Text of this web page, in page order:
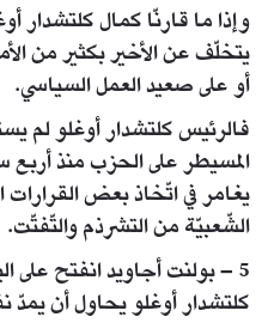
وإذا ما قارنّا كمال كلتشدار
يتخلّف عن الأخير بكثير من
أو على صعيد العمل السياسي.
فالرئيس كلتشدار أوغلو لم
المسيطر على الحزب منذ
يغامر في اتّخاذ بعض
الشّعبيّة من التشرذم والتّفتّت.
5 – بولنت أجاويد انفتح على
كلتشدار أوغلو يحاول أن يمدّ